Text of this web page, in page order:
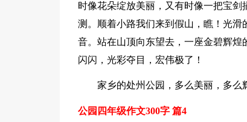
时像花朵绽放美丽，又有时像一把宝
测。顺着小路我们来到假山，瞧！光
音。站在山顶向东望去，一座金碧辉
闪闪，光彩夺目，宏伟极了！
家乡的处州公园，多么美丽，多么
公园四年级作文300字 篇4